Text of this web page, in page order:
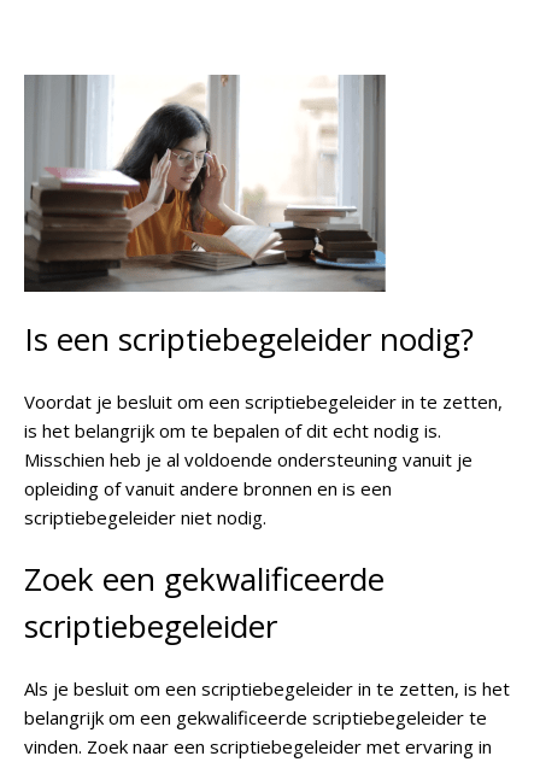
Is een scriptiebegeleider nodig?
Voordat je besluit om een scriptiebegeleider in te zetten,
is het belangrijk om te bepalen of dit echt nodig is.
Misschien heb je al voldoende ondersteuning vanuit je
opleiding of vanuit andere bronnen en is een
scriptiebegeleider niet nodig.
Zoek een gekwalificeerde
scriptiebegeleider
Als je besluit om een scriptiebegeleider in te zetten, is het
belangrijk om een gekwalificeerde scriptiebegeleider te
vinden. Zoek naar een scriptiebegeleider met ervaring in